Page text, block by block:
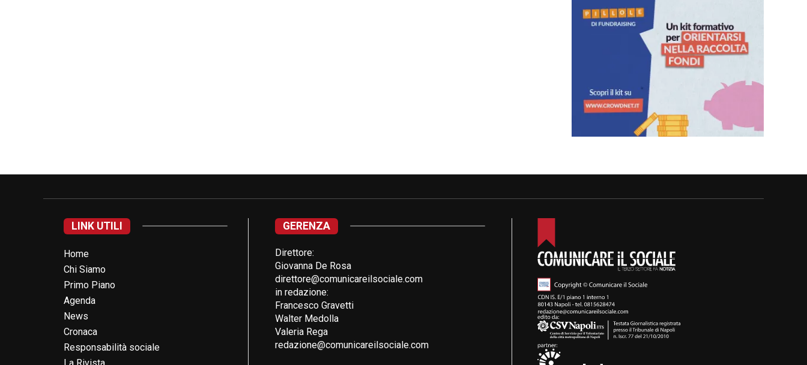
LINK UTILI
Home
Chi Siamo
Primo Piano
Agenda
News
Cronaca
Responsabilità sociale
GERENZA
Direttore:
Giovanna De Rosa
direttore@comunicareilsociale.com
in redazione:
Francesco Gravetti
Walter Medolla
Valeria Rega
redazione@comunicareilsociale.com